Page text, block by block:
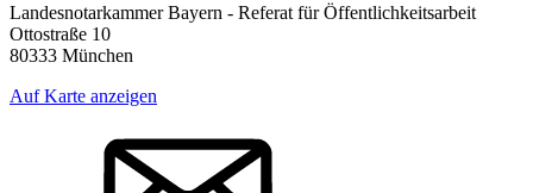
Landesnotarkammer Bayern - Referat für Öffentlichkeitsarbeit
Ottostraße 10
80333 München
Auf Karte anzeigen